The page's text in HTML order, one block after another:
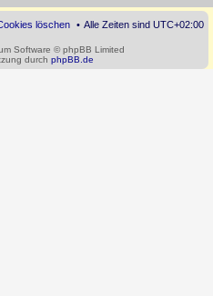
Alle Zeiten sind UTC+02:00
löschen
Software © phpBB Limited
durch phpBB.de